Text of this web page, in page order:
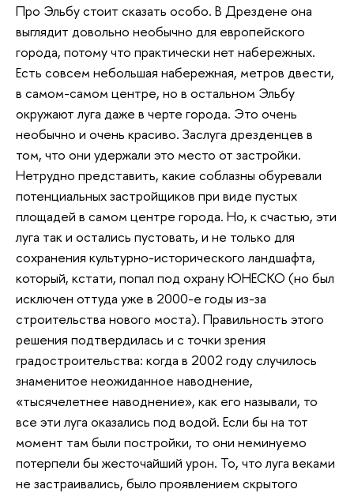
Про Эльбу стоит сказать особо. В Дрездене она
выглядит довольно необычно для европейского
города, потому что практически нет набережных.
Есть совсем небольшая набережная, метров двести,
в самом-самом центре, но в остальном Эльбу
окружают луга даже в черте города. Это очень
необычно и очень красиво. Заслуга дрезденцев в
том, что они удержали это место от застройки.
Нетрудно представить, какие соблазны обуревали
потенциальных застройщиков при виде пустых
площадей в самом центре города. Но, к счастью, эти
луга так и остались пустовать, и не только для
сохранения культурно-исторического ландшафта,
который, кстати, попал под охрану ЮНЕСКО (но был
исключен оттуда уже в 2000-е годы из-за
строительства нового моста). Правильность этого
решения подтвердилась и с точки зрения
градостроительства: когда в 2002 году случилось
знаменитое неожиданное наводнение,
«тысячелетнее наводнение», как его называли, то
все эти луга оказались под водой. Если бы на тот
момент там были постройки, то они неминуемо
потерпели бы жесточайший урон. То, что луга веками
не застраивались, было проявлением скрытого